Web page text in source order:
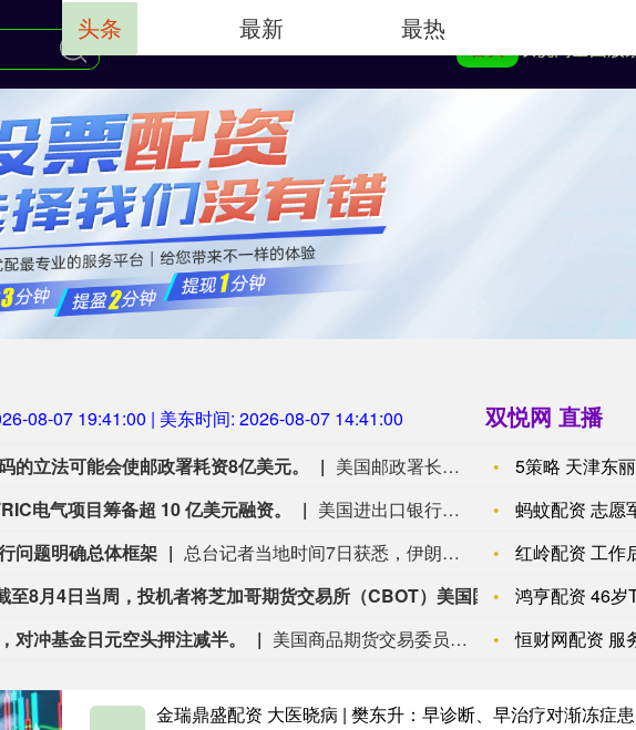
08-07 19:41:01 | 美东时间: 2026-08-07 14:41:01
立法可能会使邮政署耗资8亿美元。
美国邮政署长警告称，国会新增邮政编码的立法可能会使邮政署耗资8亿美元。
电气项目筹备超 10 亿美元融资。
美国进出口银行正为IVANHOE ELECTRIC电气项目筹备超 10 亿美元融资。
问题明确总体框架
总台记者当地时间7日获悉，伊朗议会国家安全与外交政策委员会发言人哈桑·卡什卡维表示，伊朗与阿曼已明确霍尔木兹海峡航运相关的谅解备忘录的总体框架，最终文本及具体细节将于近期对外公布。8月6日，伊朗方面公开拟议的霍尔木兹海峡战略管理方案初步文本细节，内容包括禁止敌对方面通过海峡等，违反规定者将被处以最高达货物价值20%的罚款。伊朗近期多次强调，霍尔木兹海峡相关安排应仅由伊朗和阿曼协商决定，绝不接受任何外部势力介入。而美国总统特朗普6日表示，美方正参与有关霍尔木兹海峡的谈判。（央视新闻）
美国商品期货交易委员会（CFTC）：截至8月4日当周，投机者将芝加哥期货交易所（CBOT）美国国债期货净空头头寸减少41,225份合约，至176,272份合约。将CBOT美国2年期国债期货净空头头寸减少120,346份合约，至1,004,228份合约。将CBOT美国5年期国债期货净空头头寸增加179,319份合约，至1,325,719份合约。将CBOT美国2年期国债期货净空头头寸减少120,346份合约，至1,004,228份合约。将CBOT美国超长期国债期货净空头头寸减少5,723份合约，至314,985份合约。
美国商品期货
冲基金日元空头押注减半。 美国商品期货交易委员会：干预行动后，对冲基金日元空头押注减半。
双悦网 直播
5策略 天津东丽区
蚂蚊配资 志愿军飞
红岭配资 工作后
鸿亨配资 46岁
恒财网配资 服务
金瑞鼎盛配资 大医晓病 | 樊东升：早诊断、早治疗对渐冻症患
头条 最新 最热